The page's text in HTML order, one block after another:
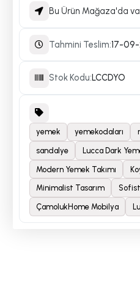
Bu Ürün Mağaza'da
Tahmini Teslim:17-
Stok Kodu:LCCDYO
yemek yemekodaları
sandalye Lucca Dark
Modern Yemek Takımı
Minimalist Tasarım
ÇamolukHome Mobilya